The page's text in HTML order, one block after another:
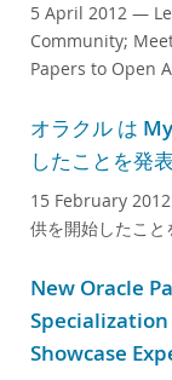
5 April 2012 —
Community;
Papers to Open
オラクル は
したことを発表
15 February 2012
供を開始したこと
New Oracle
Showcase